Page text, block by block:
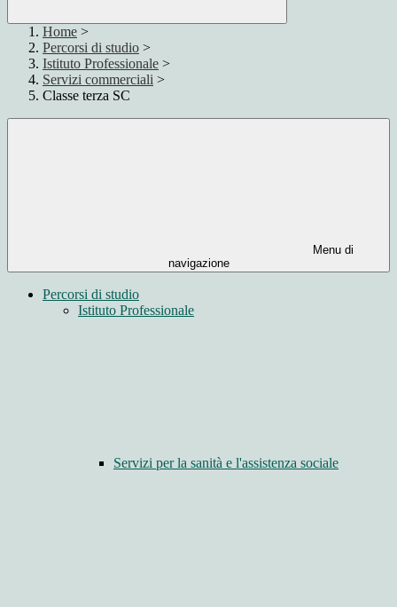
Home >
Percorsi di studio >
Istituto Professionale >
Servizi commerciali >
Classe terza SC
Menu di
navigazione
Percorsi di studio
Istituto Professionale
Servizi per la sanità e l'assistenza sociale